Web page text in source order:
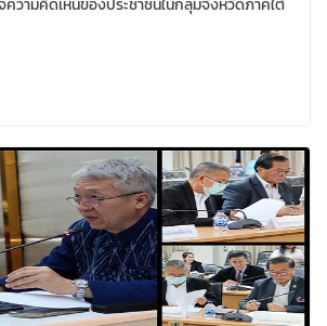
ความคิดเห็นของประชาชนในกลุ่มจังหวัดภาคใต้